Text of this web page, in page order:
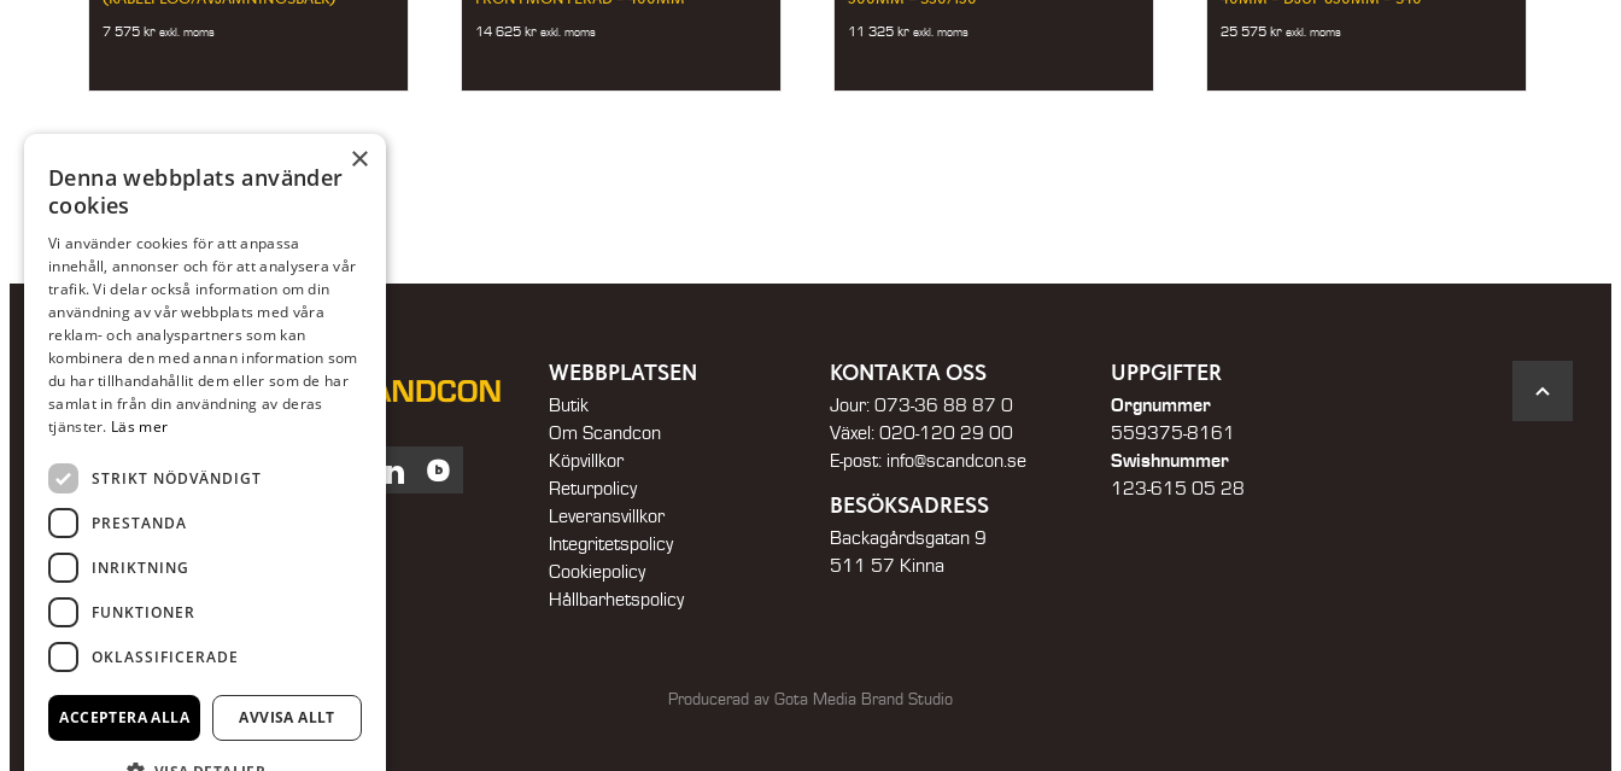
7 575kr exkl. moms 14 625kr exkl. moms 11 325kr exkl. moms 25 575kr exkl. moms
FacebookInstagram
LinkedInBlocket
WEBBPLATSEN
Butik
Om Scandcon
Köpvillkor
Returpolicy
Leveransvillkor
Integritetspolicy
Cookiepolicy
Hållbarhetspolicy
KONTAKTA OSS
Jour: 073-36 88 87 0
Växel: 020-120 29 00
E-post: info@scandcon.se
BESÖKSADRESS
Backagårdsgatan 9
511 57 Kinna
UPPGIFTER
Orgnummer
559375-8161
Swishnummer
123-615 05 28
Producerad av Gota Media Brand Studio
×
Denna webbplats använder
cookies
Vi använder cookies för att anpassa
innehåll, annonser och för att analysera vår
trafik. Vi delar också information om din
användning av vår webbplats med våra
reklam- och analyspartners som kan
kombinera den med annan information som
du har tillhandahållit dem eller som de har
samlat in från din användning av deras
tjänster. Läs mer
STRIKT NÖDVÄNDIGT
PRESTANDA
INRIKTNING
FUNKTIONER
OKLASSIFICERADE
ACCEPTERA ALLA AVVISA ALLT